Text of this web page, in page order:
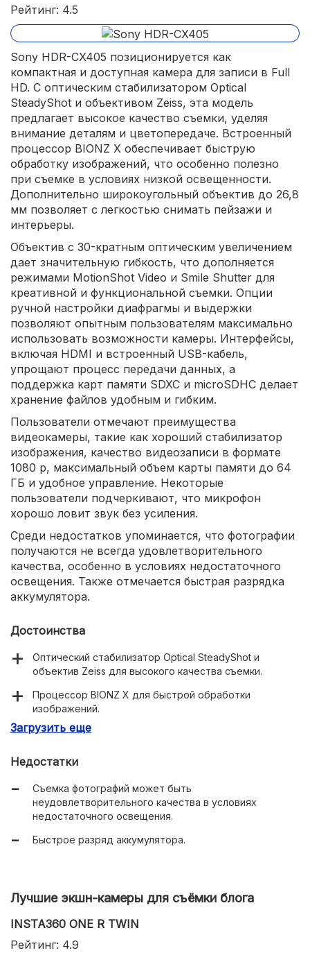
Ручная фокусировка и возможность автоматического
подбора настроек под тип сюжета.
Стабилизация изображения.
Рейтинг: 4.5
Sony HDR-CX405 позиционируется как
компактная и доступная камера для записи в Full
HD. С оптическим стабилизатором Optical
SteadyShot и объективом Zeiss, эта модель
предлагает высокое качество съемки, уделяя
внимание деталям и цветопередаче. Встроенный
процессор BIONZ X обеспечивает быструю
обработку изображений, что особенно полезно
при съемке в условиях низкой освещенности.
Дополнительно широкоугольный объектив до 26,8
мм позволяет с легкостью снимать пейзажи и
интерьеры.
Объектив с 30-кратным оптическим увеличением
дает значительную гибкость, что дополняется
режимами MotionShot Video и Smile Shutter для
креативной и функциональной съемки. Опции
ручной настройки диафрагмы и выдержки
позволяют опытным пользователям максимально
использовать возможности камеры. Интерфейсы,
включая HDMI и встроенный USB-кабель,
упрощают процесс передачи данных, а
поддержка карт памяти SDXC и microSDHC делает
хранение файлов удобным и гибким.
Пользователи отмечают преимущества
видеокамеры, такие как хороший стабилизатор
изображения, качество видеозаписи в формате
1080 p, максимальный объем карты памяти до 64
ГБ и удобное управление. Некоторые
пользователи подчеркивают, что микрофон
хорошо ловит звук без усиления.
Среди недостатков упоминается, что фотографии
получаются не всегда удовлетворительного
качества, особенно в условиях недостаточного
освещения. Также отмечается быстрая разрядка
аккумулятора.
Достоинства
Оптический стабилизатор Optical SteadyShot и
объектив Zeiss для высокого качества съемки.
Процессор BIONZ X для быстрой обработки
изображений.
Широкоугольный объектив до 26,8 мм для съемки
30-кратное оптическое увеличение.
Режимы MotionShot Video и Smile Shutter для
креативной съемки.
Поддержка карт памяти SDXC и microSDHC.
Качество видеозаписи в формате 1080 p.
Загрузить еще
Недостатки
Съемка фотографий может быть
неудовлетворительного качества в условиях
недостаточного освещения.
Быстрое разряд аккумулятора.
Лучшие экшн-камеры для съёмки блога
INSTA360 ONE R TWIN
Рейтинг: 4.9